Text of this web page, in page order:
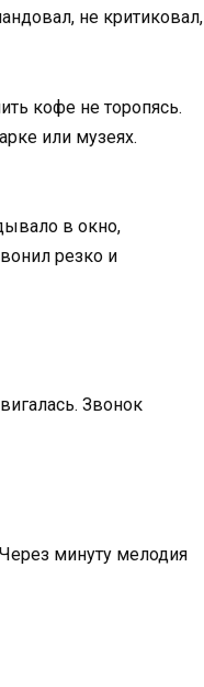
не критиковал,
кофе не торопясь.
или музеях.
в окно,
резко и
Звонок
минуту мелодия